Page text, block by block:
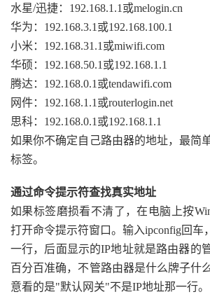
水星/迅捷：192.168.1.1或melogin.cn
华为：192.168.3.1或192.168.100.1
小米：192.168.31.1或miwifi.com
华硕：192.168.50.1或192.168.1.1
腾达：192.168.0.1或tendawifi.com
网件：192.168.1.1或routerlogin.net
思科：192.168.0.1或192.168.1.1
如果你不确定自己路由器的地址，最简
标签。
通过命令提示符查找真实地址
如果标签磨损看不清了，在电脑上按
打开命令提示符窗口。输入ipconfig回车
一行，后面显示的IP地址就是路由器的
百分百准确，不管路由器是什么牌子什
意看的是"默认网关"不是IP地址那一行。